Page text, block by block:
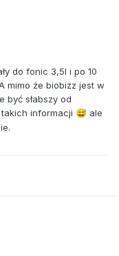
do fonic 3,5l i po 10
mimo że biobizz jest w
być słabszy od
takich informacji 😅 ale